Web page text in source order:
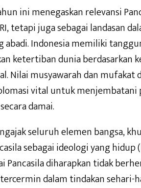
ini menegaskan relevansi
tetapi juga sebagai landasan
abadi. Indonesia memiliki
ketertiban dunia berdasarkan
Nilai musyawarah dan mufakat
vital untuk menjembatani
damai.
seluruh elemen bangsa,
sebagai ideologi yang hidup
diharapkan tidak
dalam tindakan sehari-